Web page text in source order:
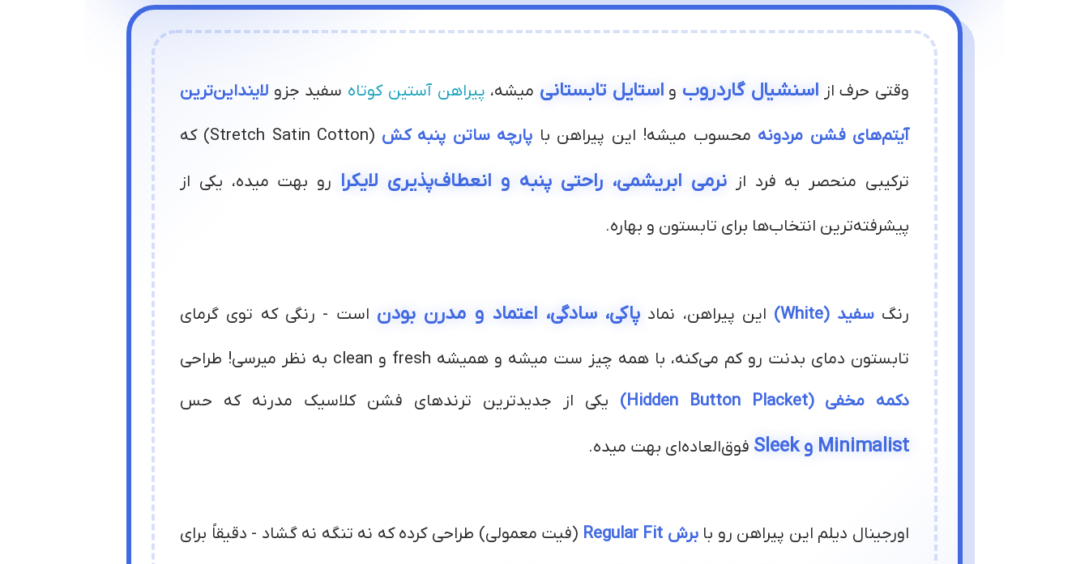
وقتی حرف ازاسنشیال گاردروب واستایل تابستانی میشه، پیراهن آستین کوتاه سفید جزو لاینداین‌ترین
آیتم‌های فشن مردونه محسوب میشه! این پیراهن با پارچه ساتن پنبه کش (Stretch Satin Cotton) که
ترکیبی منحصر به فرد ازنرمی ابریشمی، راحتی پنبه و انعطاف‌پذیری لایکرا رو بهت میده، یکی از
پیشرفته‌ترین انتخاب‌ها برای تابستون و بهاره.
رنگسفید (White) این پیراهن، نمادپاکی، سادگی، اعتماد و مدرن بودن است - رنگی که توی گرمای
تابستون دمای بدنت رو کم می‌کنه، با همه چیز ست میشه و همیشه fresh و clean به نظر میرسی! طراحی
دکمه مخفی (Hidden Button Placket)
یکی از جدیدترین ترندهای فشن کلاسیک مدرنه که حس
Minimalist و Sleek فوق‌العاده‌ای بهت میده.
اورجینال دیلم این پیراهن رو بابرش Regular Fit (فیت معمولی) طراحی کرده که نه تنگه نه گشاد - دقیقاً برای